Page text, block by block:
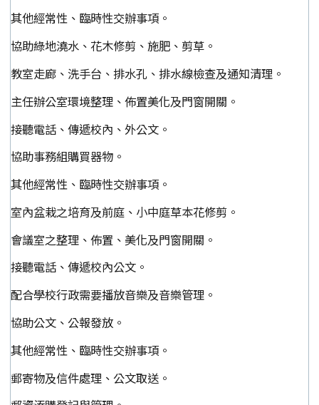
其他經常性、臨時性交辦事項。
協助綠地澆水、花木修剪、施肥、剪草。
教室走廊、洗手台、排水孔、排水線檢查及通知清理。
主任辦公室環境整理、佈置美化及門窗開關。
接聽電話、傳遞校內、外公文。
協助事務組購買器物。
其他經常性、臨時性交辦事項。
室內盆栽之培育及前庭、小中庭草本花修剪。
會議室之整理、佈置、美化及門窗開關。
接聽電話、傳遞校內公文。
配合學校行政需要播放音樂及音樂管理。
協助公文、公報發放。
其他經常性、臨時性交辦事項。
郵寄物及信件處理、公文取送。